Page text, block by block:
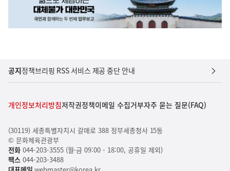
공지정책브리핑 RSS 서비스 제공 중단 안내
개인정보처리방침저작권정책이메일 수집거부자주 묻는 질문(FAQ)
(30119) 세종특별자치시 갈매로 388 정부세종청사 15동
© 문화체육관광부
전화044-203-3555 (월-금 09:00 - 18:00, 공휴일 제외)
팩스044-203-3488